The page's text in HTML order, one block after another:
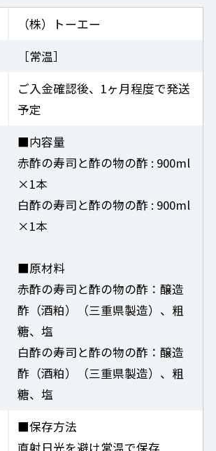
（株）トーエー
［常温］
ご入金確認後、1ヶ月程度で発送
予定
■内容量
赤酢の寿司と酢の物の酢 : 900ml
×1本
白酢の寿司と酢の物の酢 : 900ml
×1本
■原材料
赤酢の寿司と酢の物の酢：醸造
酢（酒粕）（三重県製造）、粗
糖、塩
白酢の寿司と酢の物の酢：醸造
酢（酒粕）（三重県製造）、粗
糖、塩
■保存方法
直射日光を避け常温で保存